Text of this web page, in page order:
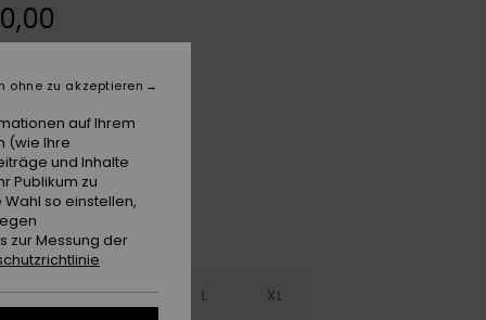
S M L XL
auf Ihrem
(wie Ihre
und Inhalte
Publikum zu
so einstellen,
zur Messung der
ohne zu akzeptieren